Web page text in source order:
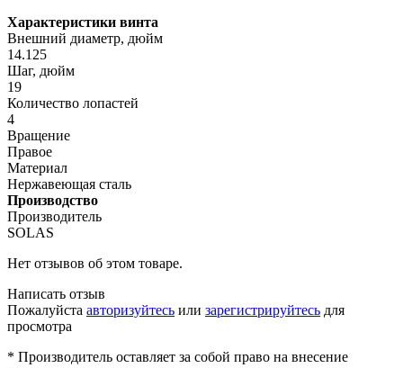
Характеристики винта
Внешний диаметр, дюйм
14.125
Шаг, дюйм
19
Количество лопастей
4
Вращение
Правое
Материал
Нержавеющая сталь
Производство
Производитель
SOLAS
Нет отзывов об этом товаре.
Написать отзыв
Пожалуйста авторизуйтесь или зарегистрируйтесь для
просмотра
* Производитель оставляет за собой право на внесение